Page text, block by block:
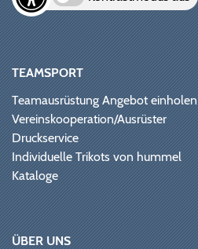
TEAMSPORT
Teamausrüstung Angebot einholen
Vereinskooperation/Ausrüster
Druckservice
Individuelle Trikots von hummel
Kataloge
ÜBER UNS